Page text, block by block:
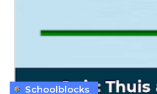
Schoolblocks